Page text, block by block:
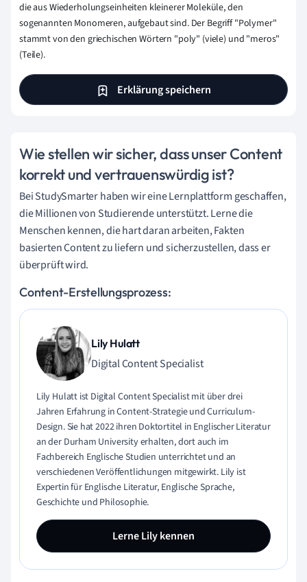
die aus Wiederholungseinheiten kleinerer Moleküle, den
sogenannten Monomeren, aufgebaut sind. Der Begriff "Polymer"
stammt von den griechischen Wörtern "poly" (viele) und "meros"
(Teile).
Erklärung speichern
Wie stellen wir sicher, dass unser Content
korrekt und vertrauenswürdig ist?
Bei StudySmarter haben wir eine Lernplattform geschaffen,
die Millionen von Studierende unterstützt. Lerne die
Menschen kennen, die hart daran arbeiten, Fakten
basierten Content zu liefern und sicherzustellen, dass er
überprüft wird.
Content-Erstellungsprozess:
Lily Hulatt
Digital Content Specialist
Lily Hulatt ist Digital Content Specialist mit über drei
Jahren Erfahrung in Content-Strategie und Curriculum-
Design. Sie hat 2022 ihren Doktortitel in Englischer Literatur
an der Durham University erhalten, dort auch im
Fachbereich Englische Studien unterrichtet und an
verschiedenen Veröffentlichungen mitgewirkt. Lily ist
Expertin für Englische Literatur, Englische Sprache,
Geschichte und Philosophie.
Lerne Lily kennen